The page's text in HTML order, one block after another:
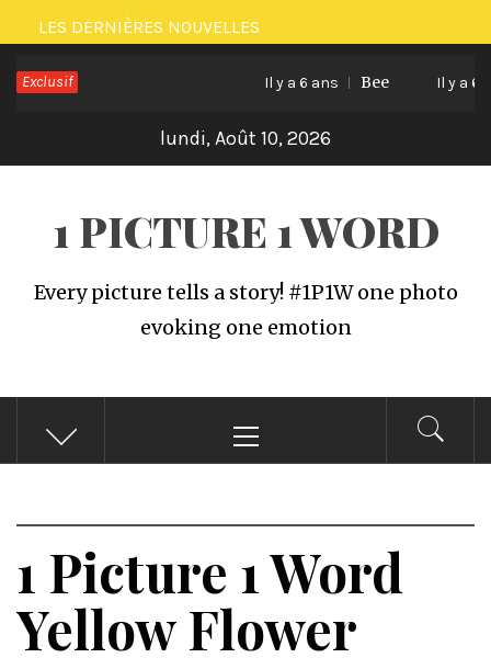
Passer
au
contenu
LES DERNIÈRES NOUVELLES
Exclusif Il y a 6 ans Bee Il y a 6
lundi, Août 10, 2026
1 PICTURE 1 WORD
Every picture tells a story! #1P1W one photo
evoking one emotion
principal
1 Picture 1 Word
Yellow Flower